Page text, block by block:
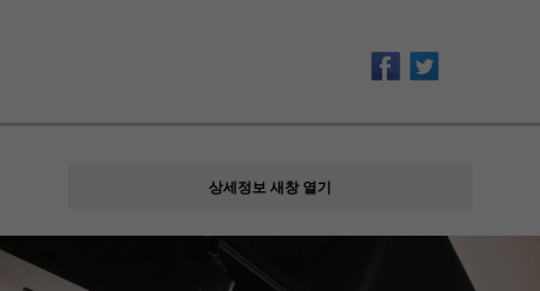
상세정보 새창 열기